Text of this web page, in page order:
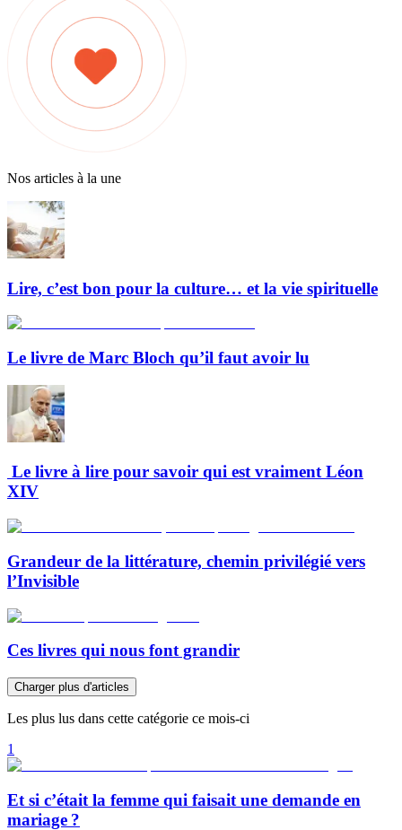
Nos articles à la une
Lire, c’est bon pour la culture… et la vie spirituelle
Le livre de Marc Bloch qu’il faut avoir lu
Le livre à lire pour savoir qui est vraiment Léon
XIV
Grandeur de la littérature, chemin privilégié vers
l’Invisible
Ces livres qui nous font grandir
Charger plus d'articles
Les plus lus dans cette catégorie ce mois-ci
1
Et si c’était la femme qui faisait une demande en
mariage ?